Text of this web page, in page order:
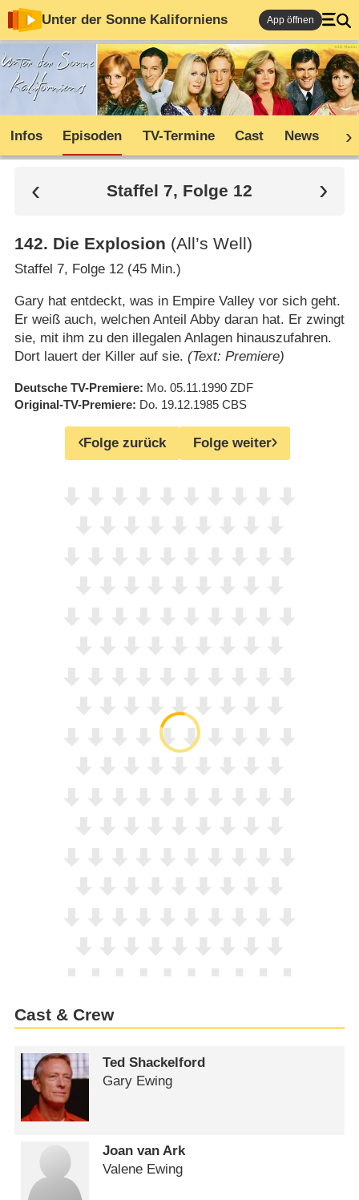
Unter der Sonne Kaliforniens App öffnen
Infos Episoden TV-Termine Cast News
Staffel 7, Folge 12
142. Die Explosion (All’s Well)
Staffel 7, Folge 12 (45 Min.)
Gary hat entdeckt, was in Empire Valley vor sich geht.
Er weiß auch, welchen Anteil Abby daran hat. Er zwingt
sie, mit ihm zu den illegalen Anlagen hinauszufahren.
Dort lauert der Killer auf sie. (Text: Premiere)
Deutsche TV-Premiere Mo. 05.11.1990 ZDF
Original-TV-Premiere Do. 19.12.1985 CBS
Folge zurück Folge weiter
Cast & Crew
Ted Shackelford
Gary Ewing
Joan van Ark
Valene Ewing